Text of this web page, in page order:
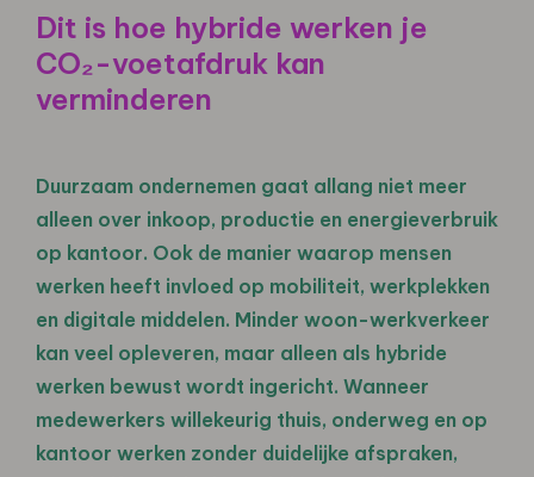
Dit is hoe hybride werken je
CO₂-voetafdruk kan
verminderen
Duurzaam ondernemen gaat allang niet meer
alleen over inkoop, productie en energieverbruik
op kantoor. Ook de manier waarop mensen
werken heeft invloed op mobiliteit, werkplekken
en digitale middelen. Minder woon-werkverkeer
kan veel opleveren, maar alleen als hybride
werken bewust wordt ingericht. Wanneer
medewerkers willekeurig thuis, onderweg en op
kantoor werken zonder duidelijke afspraken,